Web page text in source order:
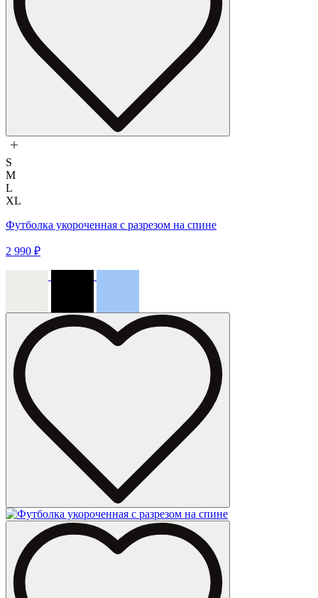
S
M
L
XL
Футболка укороченная с разрезом на спине
2 990 ₽